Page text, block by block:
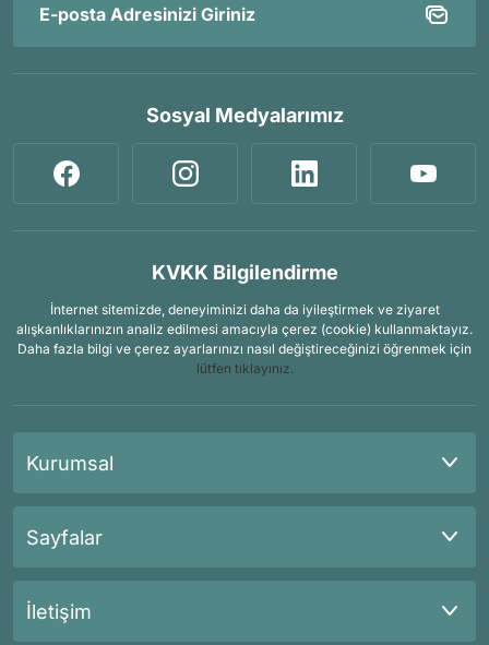
Sosyal Medyalarımız
KVKK Bilgilendirme
İnternet sitemizde, deneyiminizi daha da iyileştirmek ve ziyaret
alışkanlıklarınızın analiz edilmesi amacıyla çerez (cookie) kullanmaktayız.
Daha fazla bilgi ve çerez ayarlarınızı nasıl değiştireceğinizi öğrenmek için
lütfen tıklayınız.
Kurumsal
Sayfalar
İletişim